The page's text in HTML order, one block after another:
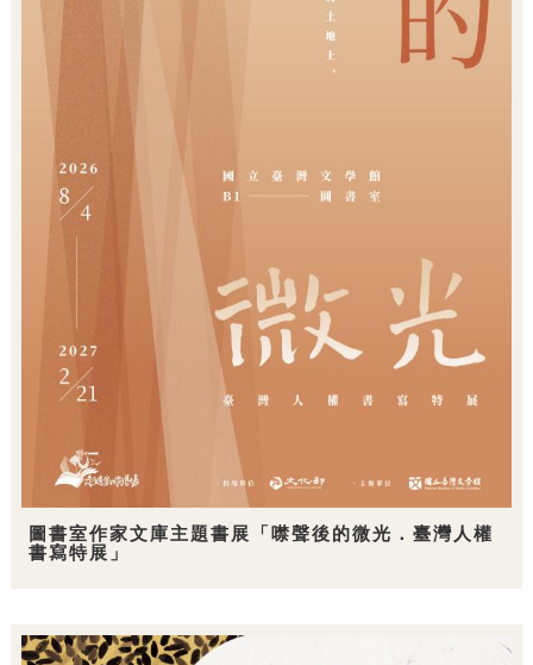
圖書室作家文庫主題書展「噤聲後的微光．臺灣人權
書寫特展」